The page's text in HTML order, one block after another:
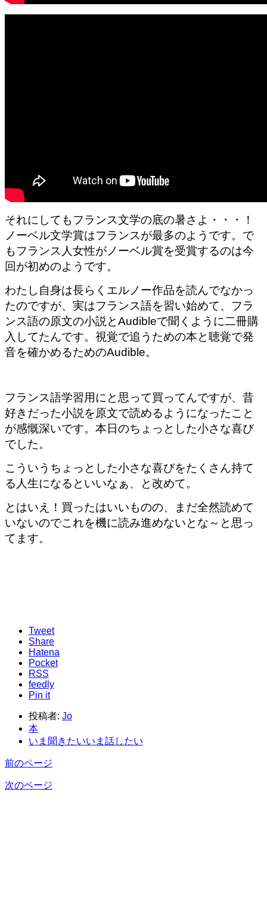
それにしてもフランス文学の底の暑さよ・・・！
ノーベル文学賞はフランスが最多のようです。で
もフランス人女性がノーベル賞を受賞するのは今
回が初めのようです。
わたし自身は長らくエルノー作品を読んでなかっ
たのですが、実はフランス語を習い始めて、フラ
ンス語の原文の小説とAudibleで聞くように二冊購
入してたんです。視覚で追うための本と聴覚で発
音を確かめるためのAudible。
フランス語学習用にと思って買ってんですが、昔
好きだった小説を原文で読めるようになったこと
が感慨深いです。本日のちょっとした小さな喜び
でした。
こういうちょっとした小さな喜びをたくさん持て
る人生になるといいなぁ、と改めて。
とはいえ！買ったはいいものの、まだ全然読めて
いないのでこれを機に読み進めないとな～と思っ
てます。
Tweet
Share
Hatena
Pocket
RSS
feedly
Pin it
投稿者: Jo
本
いま聞きたいいま話したい
前のページ
次のページ